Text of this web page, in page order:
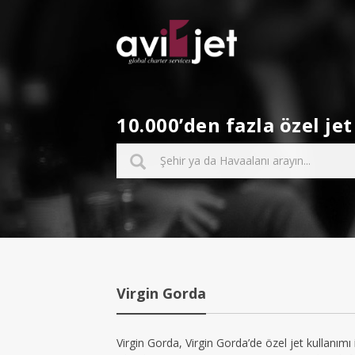
10.000’den fazla özel
Virgin Gorda
Virgin Gorda, Virgin Gorda’de özel jet